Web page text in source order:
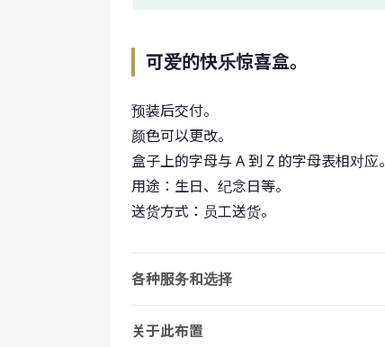
可爱的快乐惊喜盒。
预装后交付。
颜色可以更改。
盒子上的字母与 A 到 Z 的字母表相对应。
用途：生日、纪念日等。
送货方式：员工送货。
各种服务和选择
关于此布置